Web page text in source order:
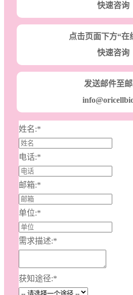
快速咨询
点击页面下方“在
快速咨询
发送邮件至
姓名:*
电话:*
邮箱:*
单位:*
需求描述:*
获知途径:*